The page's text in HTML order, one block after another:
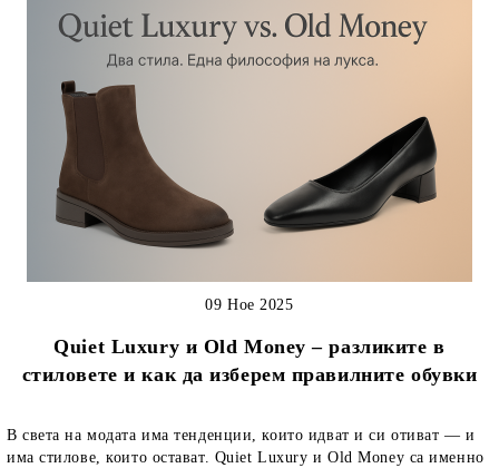
Quiet Luxury и Old Money – разликите в
стиловете и как да изберем правилните обувки
09 Ное 2025
В света на модата има тенденции, които идват и си отиват — и
има стилове, които остават. Quiet Luxury и Old Money са именно